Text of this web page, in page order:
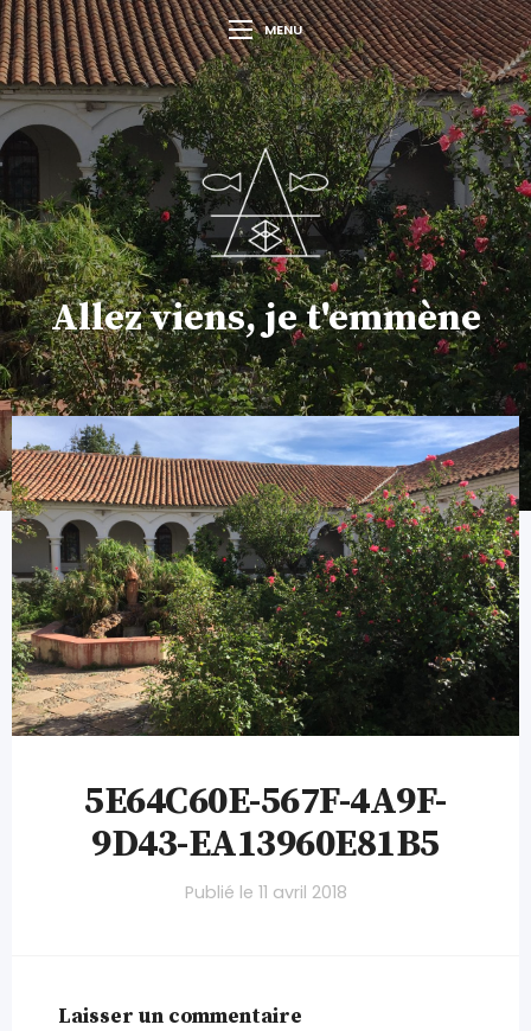
MENU
Allez viens, je t'emmène
5E64C60E-567F-4A9F-
9D43-EA13960E81B5
Publié le 11 avril 2018
Laisser un commentaire